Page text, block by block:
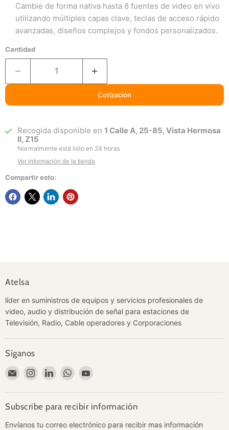
Cambie de forma nativa hasta 8 fuentes de video en vivo
utilizando múltiples capas clave, teclas de acceso rápido
avanzadas, diseños complejos y fondos personalizados.
Cantidad
Cotización
Recogida disponible en1 Calle A, 25-85, Vista Hermosa
II, Z15
Normalmente está listo en 24 horas
Ver información de la tienda
Compartir esto:
Atelsa
líder en suministros de equipos y servicios profesionales de
video, audio y distribución de señal para estaciones de
Televisión, Radio, Cable operadores y Corporaciones
Síganos
Encuéntrenos
Correo
electrónico
Encuéntrenos
Instagram
Encuéntrenos
LinkedIn
Encuéntrenos
WhatsApp
Encuéntrenos
YouTube
Subscribe para recibir información
Envíanos tu correo electrónico para recibir mas información